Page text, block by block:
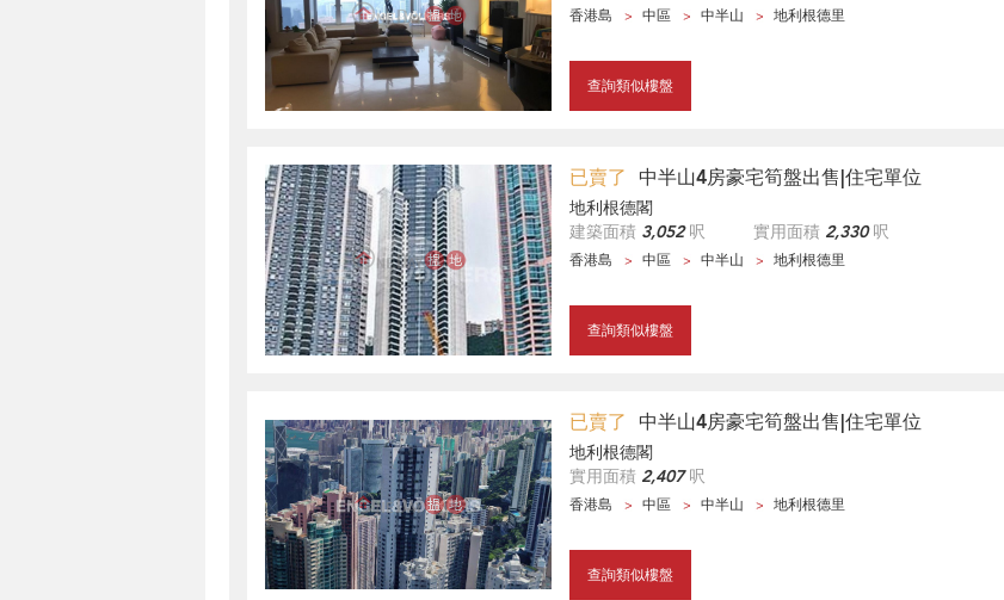
香港島 中區 中半山 地利根德里
查詢類似樓盤
已賣了 中半山4房豪宅筍盤出售|住宅單位
地利根德閣
建築面積 3,052呎 實用面積 2,330呎
香港島 中區 中半山 地利根德里
查詢類似樓盤
已賣了 中半山4房豪宅筍盤出售|住宅單位
地利根德閣
實用面積 2,407呎
香港島 中區 中半山 地利根德里
查詢類似樓盤